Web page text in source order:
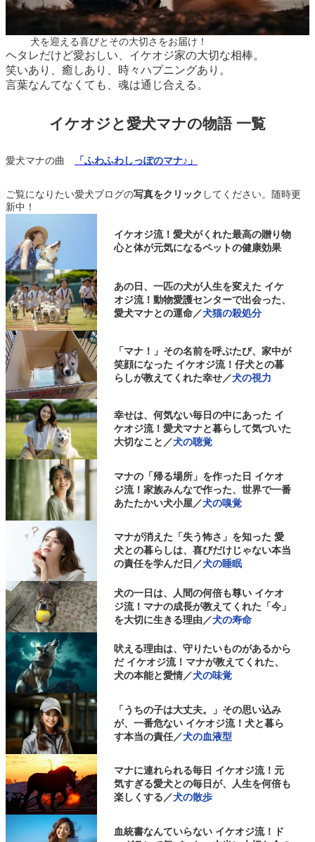
犬を迎える喜びとその大切さをお届け！
ヘタレだけど愛おしい、イケオジ家の大切な相棒。
笑いあり、癒しあり、時々ハプニングあり。
言葉なんてなくても、魂は通じ合える。
イケオジと愛犬マナの物語 一覧
愛犬マナの曲 「ふわふわしっぽのマナ♪」
ご覧になりたい愛犬ブログの写真をクリック してください。随時更
新中！
イケオジ流！愛犬がくれた最高の贈り物
心と体が元気になるペットの健康効果
あの日、一匹の犬が人生を変えた イケ
オジ流！動物愛護センターで出会った、
愛犬マナとの運命／犬猫の殺処分
「マナ！」その名前を呼ぶたび、家中が
笑顔になった イケオジ流！仔犬との暮
らしが教えてくれた幸せ／犬の視力
幸せは、何気ない毎日の中にあった イ
ケオジ流！愛犬マナと暮らして気づいた
大切なこと／犬の聴覚
マナの「帰る場所」を作った日 イケオ
ジ流！家族みんなで作った、世界で一番
あたたかい犬小屋／犬の嗅覚
マナが消えた「失う怖さ」を知った 愛
犬との暮らしは、喜びだけじゃない本当
の責任を学んだ日／犬の睡眠
犬の一日は、人間の何倍も尊い イケオ
ジ流！マナの成長が教えてくれた「今」
を大切に生きる理由／犬の寿命
吠える理由は、守りたいものがあるから
だ イケオジ流！マナが教えてくれた、
犬の本能と愛情／犬の味覚
「うちの子は大丈夫。」その思い込み
が、一番危ない イケオジ流！犬と暮ら
す本当の責任／犬の血液型
マナに連れられる毎日 イケオジ流！元
気すぎる愛犬との毎日が、人生を何倍も
楽しくする／犬の散歩
血統書なんていらない イケオジ流！ド